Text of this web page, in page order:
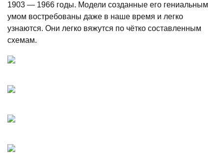
1903 — 1966 годы. Модели созданные его гениальным
умом востребованы даже в наше время и легко
узнаются. Они легко вяжутся по чётко составленным
схемам.